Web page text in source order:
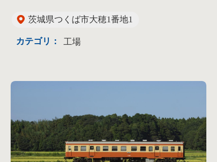
茨城県つくば市大穂1番地1
カテゴリ： 工場